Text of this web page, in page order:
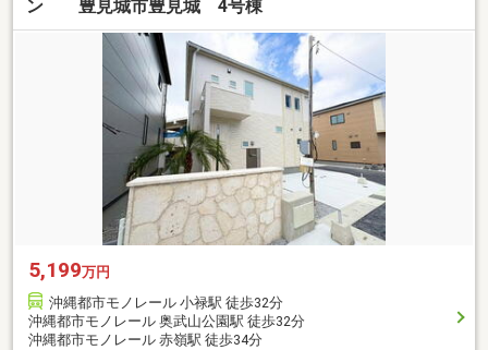
ン 豊見城市豊見城 4号棟
5,199万円
沖縄都市モノレール 小禄駅 徒歩32分
沖縄都市モノレール 奥武山公園駅 徒歩32分
沖縄都市モノレール 赤嶺駅 徒歩34分